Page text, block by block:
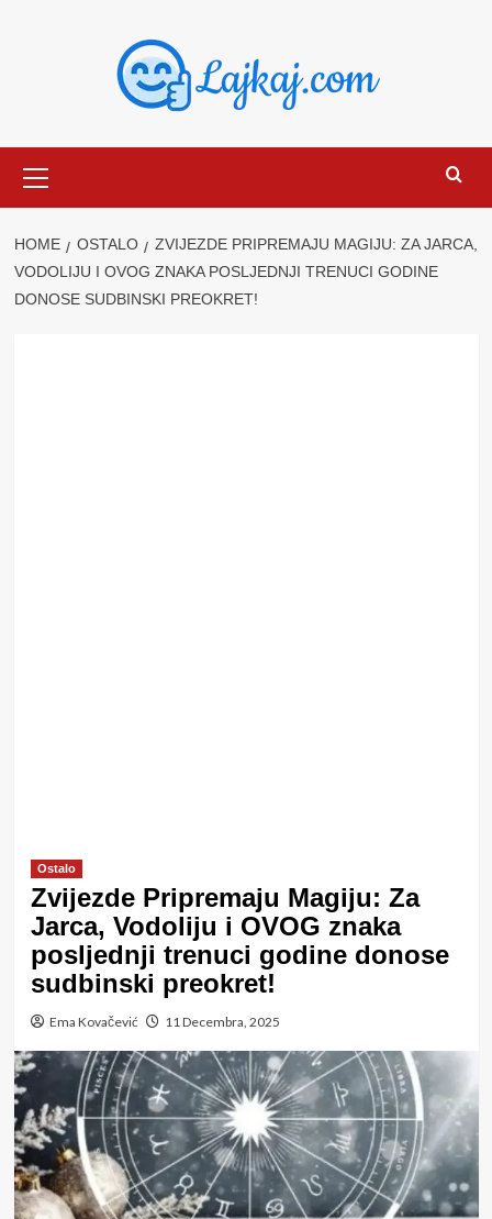
Menu
HOME OSTALO
ZVIJEZDE PRIPREMAJU MAGIJU: ZA JARCA,
VODOLIJU I OVOG ZNAKA POSLJEDNJI TRENUCI GODINE
DONOSE SUDBINSKI PREOKRET!
Ostalo
Zvijezde Pripremaju Magiju: Za
Jarca, Vodoliju i OVOG znaka
posljednji trenuci godine donose
sudbinski preokret!
Ema Kovačević 11 Decembra, 2025